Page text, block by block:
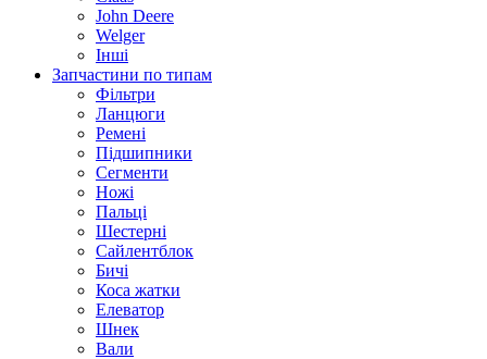
John Deere
Welger
Інші
Запчастини по типам
Фільтри
Ланцюги
Ремені
Підшипники
Сегменти
Ножі
Пальці
Шестерні
Сайлентблок
Бичі
Коса жатки
Елеватор
Шнек
Вали